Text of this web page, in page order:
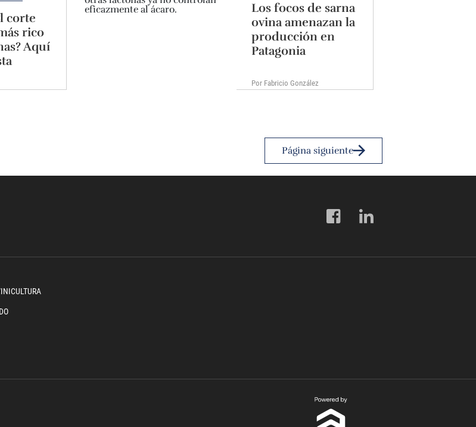
corte
rico
Aquí
Los focos de sarna
ovina amenazan la
producción en
Patagonia
Por Fabricio González
Página siguiente